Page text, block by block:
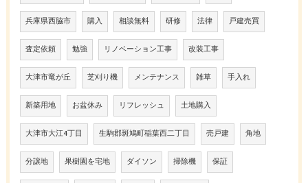
兵庫県西脇市 購入 相談無料 研修 法律 戸建売買
査定依頼 勉強 リノベーション工事 改装工事
大津市竜が丘 芝刈り機 メンテナンス 雑草 手入れ
新築用地 お盆休み リフレッシュ 土地購入
大津市大江4丁目 生駒郡斑鳩町稲葉西二丁目 売戸建 角地
分譲地 果樹園を宅地 ダイソン 掃除機 保証